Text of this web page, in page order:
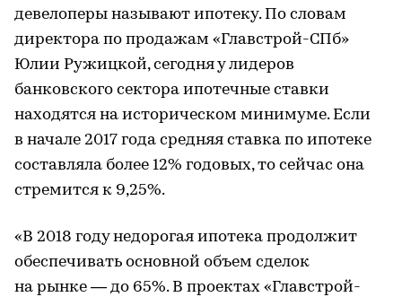
девелоперы называют ипотеку. По словам
директора по продажам «Главстрой-СПб»
Юлии Ружицкой, сегодня у лидеров
банковского сектора ипотечные ставки
находятся на историческом минимуме. Если
в начале 2017 года средняя ставка по ипотеке
составляла более 12% годовых, то сейчас она
стремится к 9,25%.
«В 2018 году недорогая ипотека продолжит
обеспечивать основной объем сделок
на рынке — до 65%. В проектах «Главстрой-